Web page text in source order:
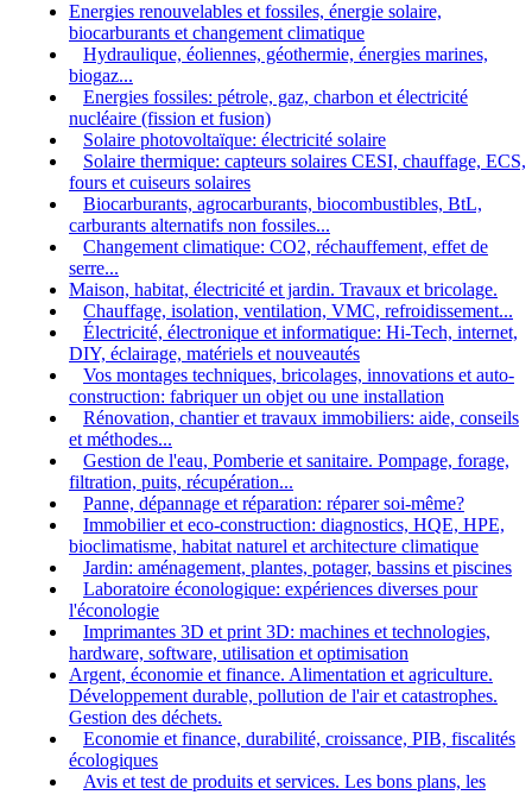
Energies renouvelables et fossiles, énergie solaire,
biocarburants et changement climatique
Hydraulique, éoliennes, géothermie, énergies marines,
biogaz...
Energies fossiles: pétrole, gaz, charbon et électricité
nucléaire (fission et fusion)
Solaire photovoltaïque: électricité solaire
Solaire thermique: capteurs solaires CESI, chauffage, ECS,
fours et cuiseurs solaires
Biocarburants, agrocarburants, biocombustibles, BtL,
carburants alternatifs non fossiles...
Changement climatique: CO2, réchauffement, effet de
serre...
Maison, habitat, électricité et jardin. Travaux et bricolage.
Chauffage, isolation, ventilation, VMC, refroidissement...
Électricité, électronique et informatique: Hi-Tech, internet,
DIY, éclairage, matériels et nouveautés
Vos montages techniques, bricolages, innovations et auto-
construction: fabriquer un objet ou une installation
Rénovation, chantier et travaux immobiliers: aide, conseils
et méthodes...
Gestion de l'eau, Pomberie et sanitaire. Pompage, forage,
filtration, puits, récupération...
Panne, dépannage et réparation: réparer soi-même?
Immobilier et eco-construction: diagnostics, HQE, HPE,
bioclimatisme, habitat naturel et architecture climatique
Jardin: aménagement, plantes, potager, bassins et piscines
Laboratoire éconologique: expériences diverses pour
l'éconologie
Imprimantes 3D et print 3D: machines et technologies,
hardware, software, utilisation et optimisation
Argent, économie et finance. Alimentation et agriculture.
Développement durable, pollution de l'air et catastrophes.
Gestion des déchets.
Economie et finance, durabilité, croissance, PIB, fiscalités
écologiques
Avis et test de produits et services. Les bons plans, les